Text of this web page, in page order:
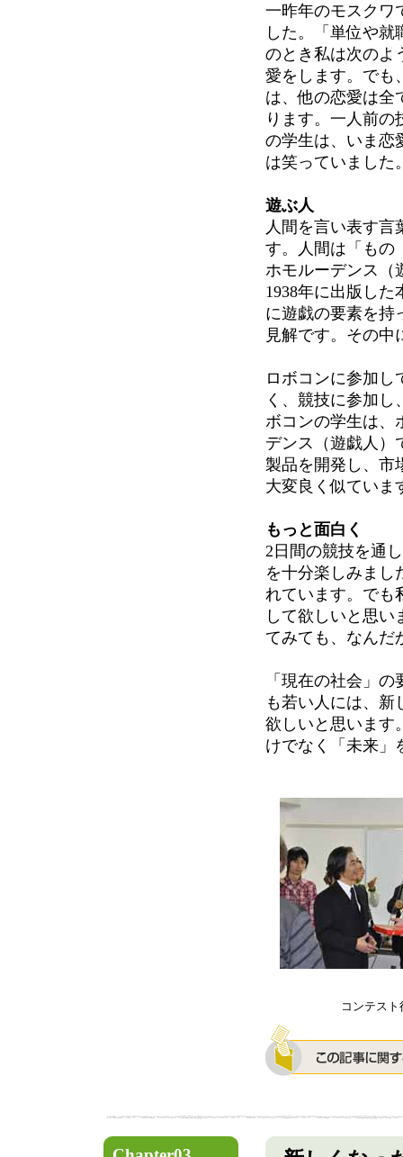
一昨年のモスクワ
した。「単位や
のとき私は次のよ
愛をします。でも
は、他の恋愛は全
ります。一人前
の学生は、いま恋
は笑っていました
遊ぶ人
人間を言い表す
す。人間は「もの
ホモルーデンス（
1938年に出版し
に遊戯の要素を持
見解です。その中
ロボコンに参加し
く、競技に参加
ボコンの学生は、
デンス（遊戯人）
製品を開発し、市
大変良く似ていま
もっと面白く
2日間の競技を通
を十分楽しみまし
れています。でも
して欲しいと思
てみても、なんだ
「現在の社会」
も若い人には、新
欲しいと思います
けでなく「未来」
コンテスト